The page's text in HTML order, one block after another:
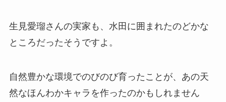
生見愛瑠さんの実家も、水田に囲まれたのどかな
ところだったそうですよ。
自然豊かな環境でのびのび育ったことが、あの天
然なほんわかキャラを作ったのかもしれません